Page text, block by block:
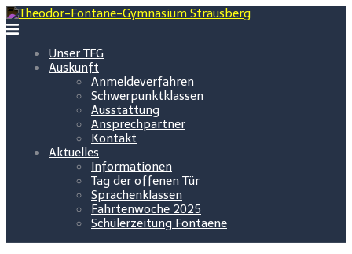
Zum
Inhalt
Unser TFG
Auskunft
Anmeldeverfahren
Schwerpunktklassen
Ausstattung
Ansprechpartner
Kontakt
Aktuelles
Informationen
Tag der offenen Tür
Sprachenklassen
Fahrtenwoche 2025
Schülerzeitung Fontaene